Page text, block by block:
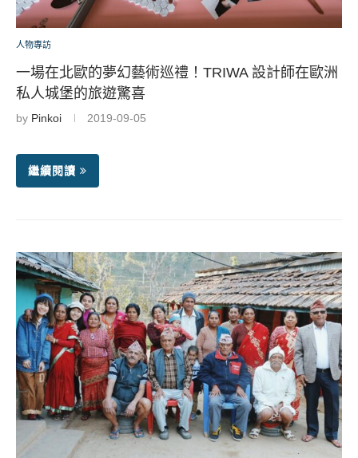
人物專訪
一場在北歐的夢幻藝術巡禮！TRIWA 設計師在歐洲
私人城堡的旅遊驚喜
by Pinkoi 2019-09-05
繼續閱讀